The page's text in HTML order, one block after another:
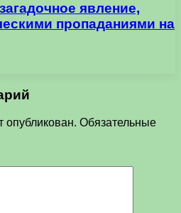
явление,
пропаданиями на
опубликован. Обязательные